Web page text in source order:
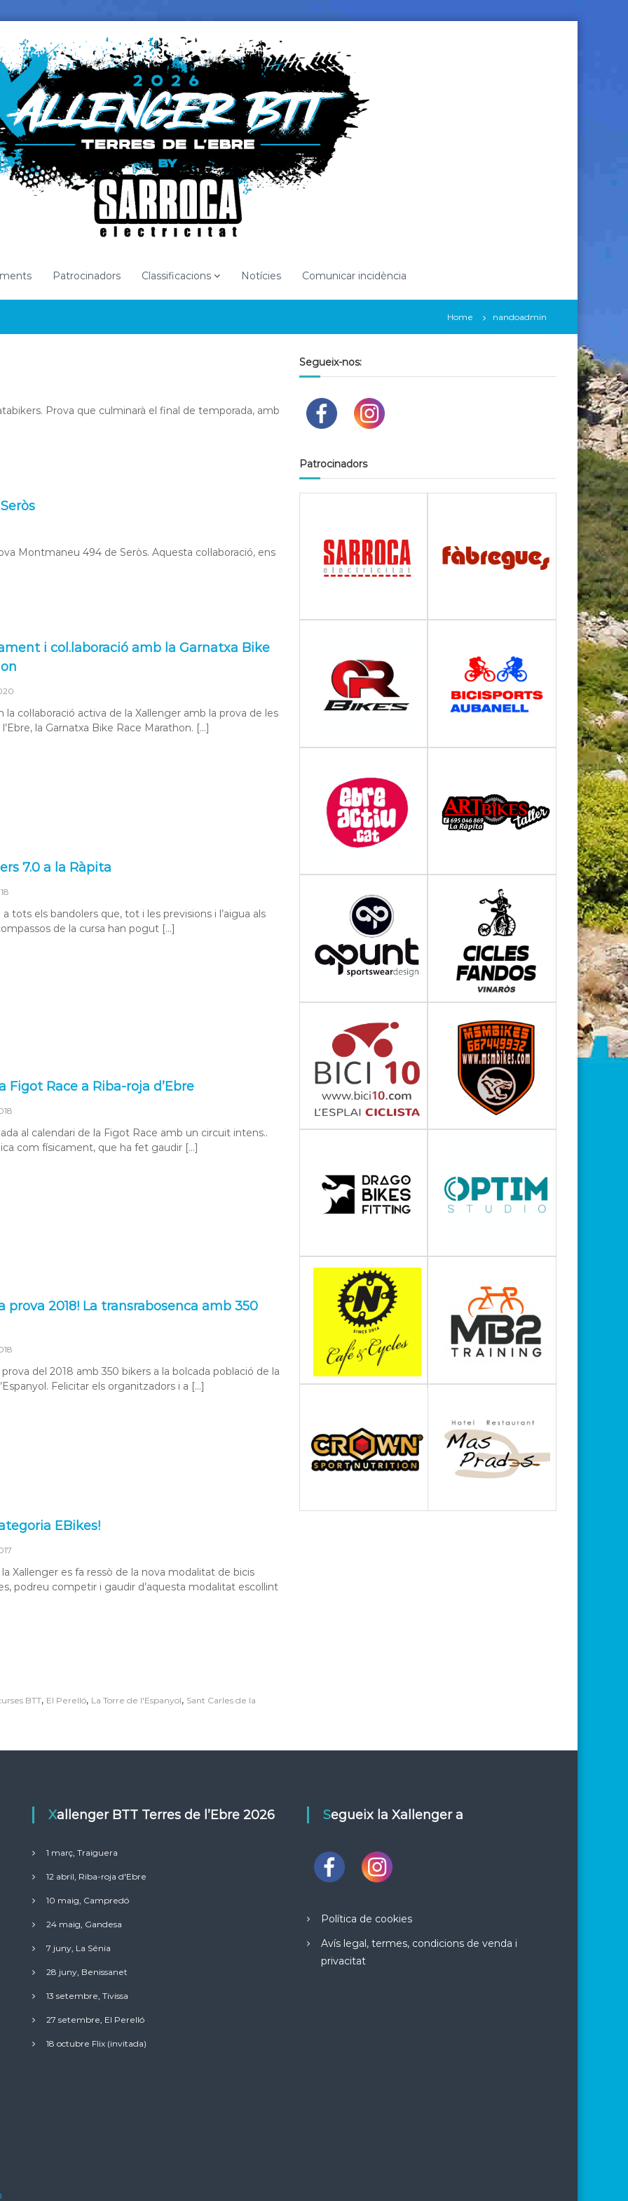
Patrocinadors Classificacions Notícies Comunicar incidència
Home nandoadmin
Prova que culminarà el final de temporada, amb
Montmaneu 494 de Seròs. Aquesta col·laboració, ens
i col.laboració amb la Garnatxa Bike
la col·laboració activa de la Xallenger amb la prova de les
la Garnatxa Bike Race Marathon. […]
7.0 a la Ràpita
tots els bandolers que, tot i les previsions i l’aigua als
de la cursa han pogut […]
Figot Race a Riba-roja d’Ebre
al calendari de la Figot Race amb un circuit intens..
com físicament, que ha fet gaudir […]
prova 2018! La transrabosenca amb 350
del 2018 amb 350 bikers a la bolcada població de la
Felicitar els organitzadors i a […]
EBikes!
Xallenger es fa ressò de la nova modalitat de bicis
podreu competir i gaudir d’aquesta modalitat escollint
BTT, El Perelló, La Torre de l'Espanyol, Sant Carles de la
Segueix-nos:
Patrocinadors
Xallenger BTT Terres de l’Ebre 2026
1 març, Traiguera
12 abril, Riba-roja d'Ebre
10 maig, Campredó
24 maig, Gandesa
7 juny, La Sénia
28 juny, Benissanet
13 setembre, Tivissa
27 setembre, El Perelló
18 octubre Flix (invitada)
Segueix la Xallenger a
Política de cookies
Avís legal, termes, condicions de venda i
privacitat